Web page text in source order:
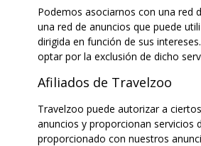
Podemos asociarnos con una red
una red de anuncios que puede
dirigida en función de sus
optar por la exclusión de dicho
Afiliados de Travelzoo
Travelzoo puede autorizar a
anuncios y proporcionan servicios
proporcionado con nuestros